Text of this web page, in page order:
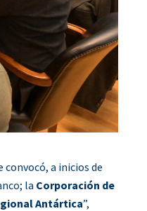
a inicios de
la Corporación de
Antártica”,